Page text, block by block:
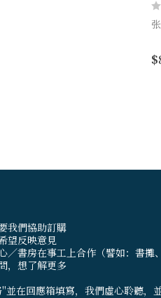
我們協助訂購
望反映意見
／書房在事工上合作（譬如：書攤
，想了解更多
並在回應箱填寫，我們虛心聆聽，